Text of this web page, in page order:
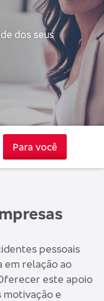
dos seus
Para você
pessoais
em relação ao
este apoio
motivação e